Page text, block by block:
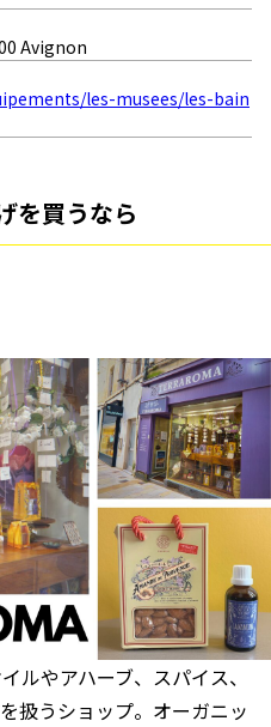
Avignon
les-musees/les-bain
を買うなら
ルやアハーブ、スパイス、
扱うショップ。オーガニッ